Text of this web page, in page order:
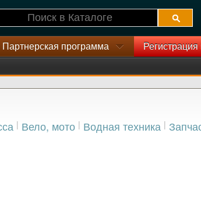
Партнерская программа
| Вело, мото | Водная техника |